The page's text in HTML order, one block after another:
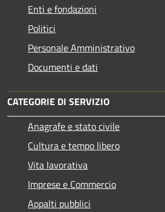
Enti e fondazioni
Politici
Personale Amministrativo
Documenti e dati
CATEGORIE DI SERVIZIO
Anagrafe e stato civile
Cultura e tempo libero
Vita lavorativa
Imprese e Commercio
Appalti pubblici